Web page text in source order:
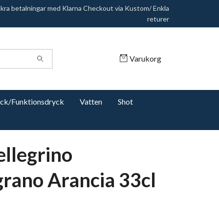
betalningar med Klarna Checkout via Kustom/ Enkla
returer
Varukorg
Funktionsdryck Vatten
Shot
Arancia 33cl